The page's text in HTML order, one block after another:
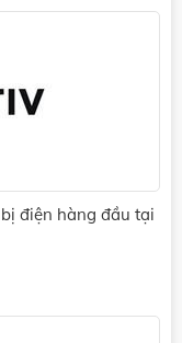
điện hàng đầu tại